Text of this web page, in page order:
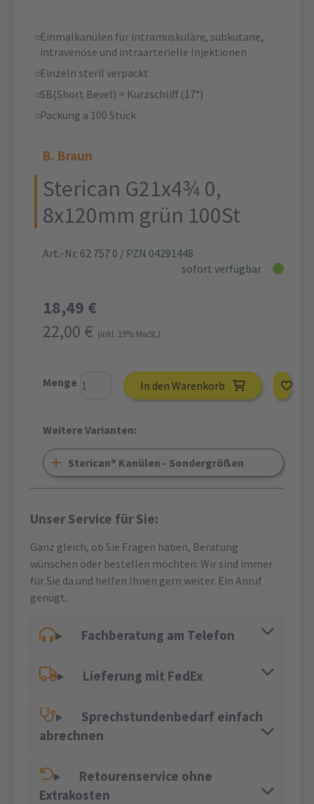
Einmalkanülen für intramuskuläre, subkutane,
intravenöse und intraarterielle Injektionen
Einzeln steril verpackt
SB(Short Bevel) = Kurzschliff (17°)
Packung a 100 Stück
B. Braun
Sterican G21x4¾ 0,
8x120mm grün 100St
Art.-Nr. 62 757 0 / PZN 04291448
sofort verfügbar
18,49 €
22,00 € (inkl. 19% MwSt.)
Menge In den Warenkorb
Weitere Varianten:
Sterican® Kanülen - Sondergrößen
Unser Service für Sie:
Ganz gleich, ob Sie Fragen haben, Beratung
wünschen oder bestellen möchten: Wir sind immer
für Sie da und helfen Ihnen gern weiter. Ein Anruf
genügt.
Fachberatung am Telefon
Lieferung mit FedEx
Sprechstundenbedarf einfach
abrechnen
Retourenservice ohne
Extrakosten